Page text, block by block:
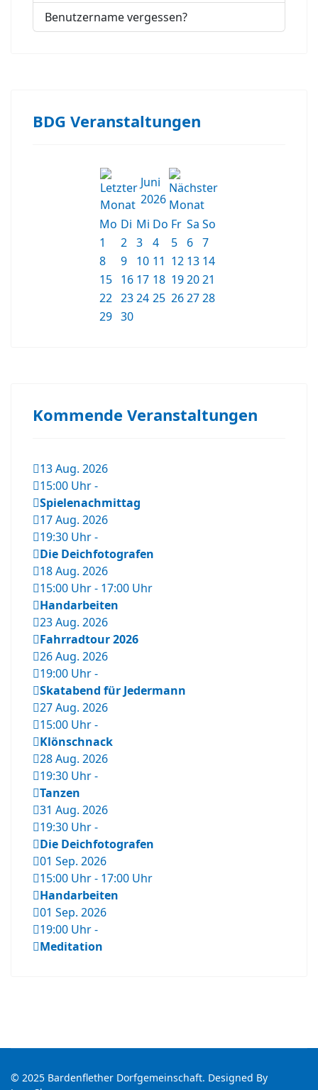
Benutzername vergessen?
BDG Veranstaltungen
Juni
2026
Mo Di Mi Do Fr Sa So
1
2 3 4 5 6 7
8
9 10 11 12 13 14
15 16 17 18 192021
22 2324 25 262728
29 30
Kommende Veranstaltungen
13 Aug. 2026
15:00 Uhr-
Spielenachmittag
17 Aug. 2026
19:30 Uhr-
Die Deichfotografen
18 Aug. 2026
15:00 Uhr- 17:00 Uhr
Handarbeiten
23 Aug. 2026
Fahrradtour 2026
26 Aug. 2026
19:00 Uhr-
Skatabend für Jedermann
27 Aug. 2026
15:00 Uhr-
Klönschnack
28 Aug. 2026
19:30 Uhr-
Tanzen
31 Aug. 2026
19:30 Uhr-
Die Deichfotografen
01 Sep. 2026
15:00 Uhr- 17:00 Uhr
Handarbeiten
01 Sep. 2026
19:00 Uhr-
Meditation
© 2025 Bardenflether Dorfgemeinschaft. Designed By